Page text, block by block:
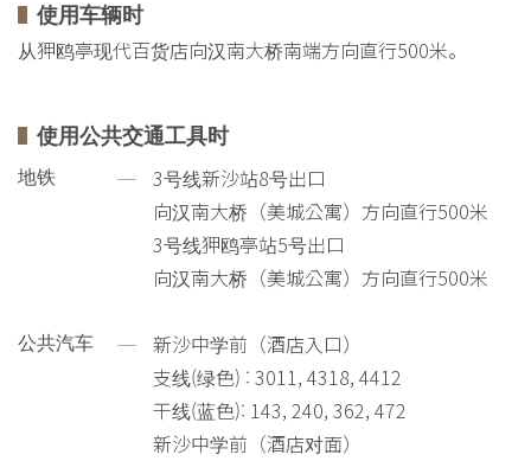
使用车辆时
从狎鸥亭现代百货店向汉南大桥南端方向直行500米。
使用公共交通工具时
地铁
3号线新沙站8号出口
向汉南大桥（美城公寓）方向直行500米
3号线狎鸥亭站5号出口
向汉南大桥（美城公寓）方向直行500米
公共汽车
新沙中学前（酒店入口）
支线(绿色) : 3011, 4318, 4412
干线(蓝色): 143, 240, 362, 472
新沙中学前（酒店对面）